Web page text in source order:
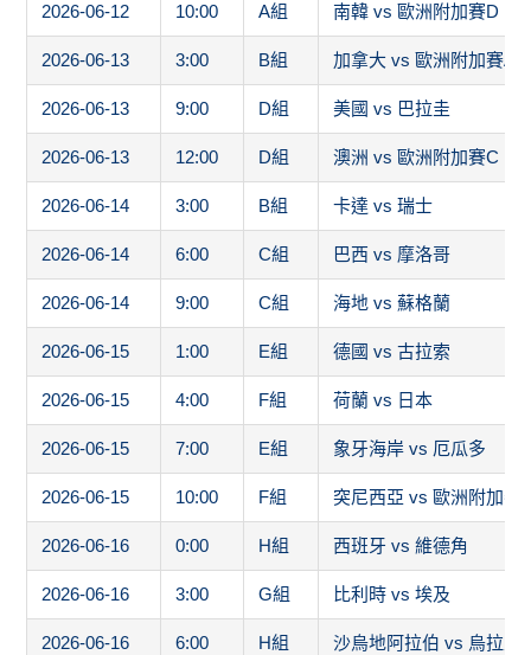
2026-06-12 10:00 A組 南韓 vs 歐洲附加賽D
2026-06-13 3:00 B組 加拿大 vs 歐洲附加賽A
2026-06-13 9:00 D組 美國 vs 巴拉圭
2026-06-13 12:00 D組 澳洲 vs 歐洲附加賽C
2026-06-14 3:00 B組 卡達 vs 瑞士
2026-06-14 6:00 C組 巴西 vs 摩洛哥
2026-06-14 9:00 C組 海地 vs 蘇格蘭
2026-06-15 1:00 E組 德國 vs 古拉索
2026-06-15 4:00 F組 荷蘭 vs 日本
2026-06-15 7:00 E組 象牙海岸 vs 厄瓜多
2026-06-15 10:00 F組 突尼西亞 vs 歐洲附加賽
2026-06-16 0:00 H組 西班牙 vs 維德角
2026-06-16 3:00 G組 比利時 vs 埃及
2026-06-16 6:00 H組 沙烏地阿拉伯 vs 烏拉圭